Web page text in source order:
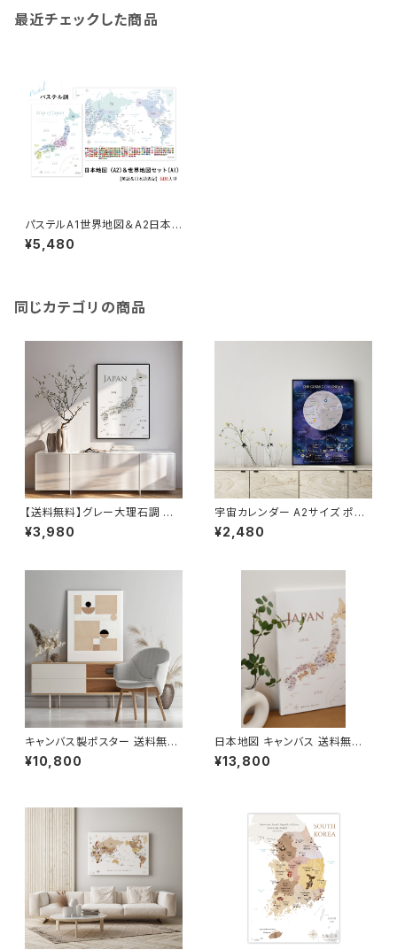
最近チェックした商品
パステルA1世界地図＆A2日本
地図セット 国旗入り 大人も子供
も学べるパステル調 セット 室内
¥5,480
同じカテゴリの商品
【送料無料】グレー大理石調 日
本地図 【受注生産】インテリアに
おしゃれな ポスターA2/A1サイ
¥3,980
宇宙カレンダー A2サイズ ポス
ター カール セーガン The C
osmic Calender 地球 お
¥2,480
キャンバス製ポスター 送料無料
当店お取り扱いの中からお好き
なデザインから選べます A4~
¥10,800
日本地図 キャンバス 送料無料
旅行ピンマップ A2/A1 B1木目
調 パステルネイビー 壁かけ ソ
¥13,800